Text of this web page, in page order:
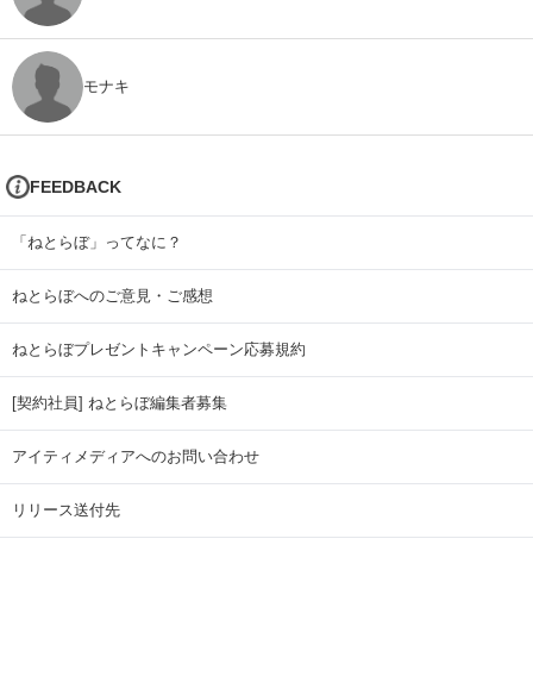
モナキ
FEEDBACK
「ねとらぼ」ってなに？
ねとらぼへのご意見・ご感想
ねとらぼプレゼントキャンペーン応募規約
[契約社員] ねとらぼ編集者募集
アイティメディアへのお問い合わせ
リリース送付先